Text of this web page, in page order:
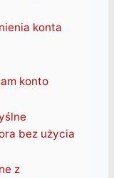
konta
konto
bez użycia
z